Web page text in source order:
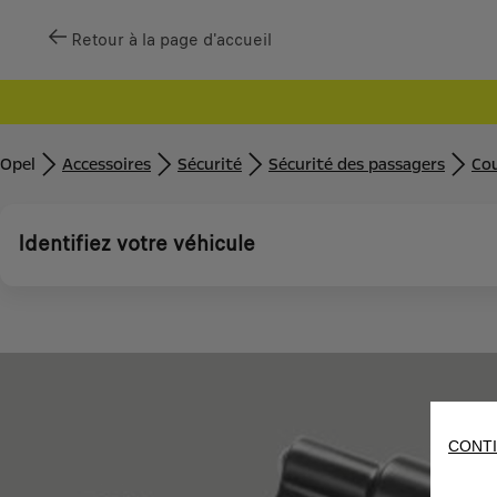
Retour à la page d'accueil
Opel Accessoires Sécurité Sécurité des passagers
Identifiez votre véhicule